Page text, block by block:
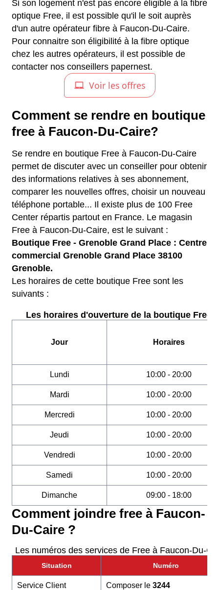
Si son logement n'est pas encore éligible à la fibre
optique Free, il est possible qu'il le soit auprès
d'un autre opérateur fibre à Faucon-Du-Caire.
Pour connaitre son éligibilité à la fibre optique
chez les autres opérateurs, il est possible de
contacter nos conseillers papernest.
Comment se rendre en boutique
free à Faucon-Du-Caire?
Se rendre en boutique Free à Faucon-Du-Caire
permet de discuter avec un conseiller pour obtenir
des informations relatives à ses abonnement,
comparer les nouvelles offres, choisir un nouveau
téléphone portable... Il existe plus de 100 Free
Center répartis partout en France. Le magasin
Free à Faucon-Du-Caire, est le suivant :
Boutique Free - Grenoble Grand Place : Centre
commercial Grenoble Grand Place 38100
Grenoble.
Les horaires de cette boutique Free sont les
suivants :
Les horaires d'ouverture de la boutique Free :
Jour Horaires
Lundi 10:00 - 20:00
Mardi 10:00 - 20:00
Mercredi 10:00 - 20:00
Jeudi 10:00 - 20:00
Vendredi 10:00 - 20:00
Samedi 10:00 - 20:00
Dimanche 09:00 - 18:00
Comment joindre free à Faucon-
Du-Caire ?
Les numéros des services de Free à Faucon-Du-
Situation Numéro
Service Client Composer le 3244